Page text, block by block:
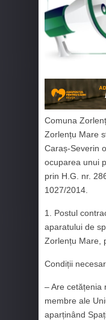
Comuna
Zorlențu Mare
Caraș-Severin
ocuparea unui
prin H.G. nr.
1027/2014.
1. Postul
aparatului de
Zorlențu Mare,
Condiții
– Are cetățenia
membre ale
aparținând